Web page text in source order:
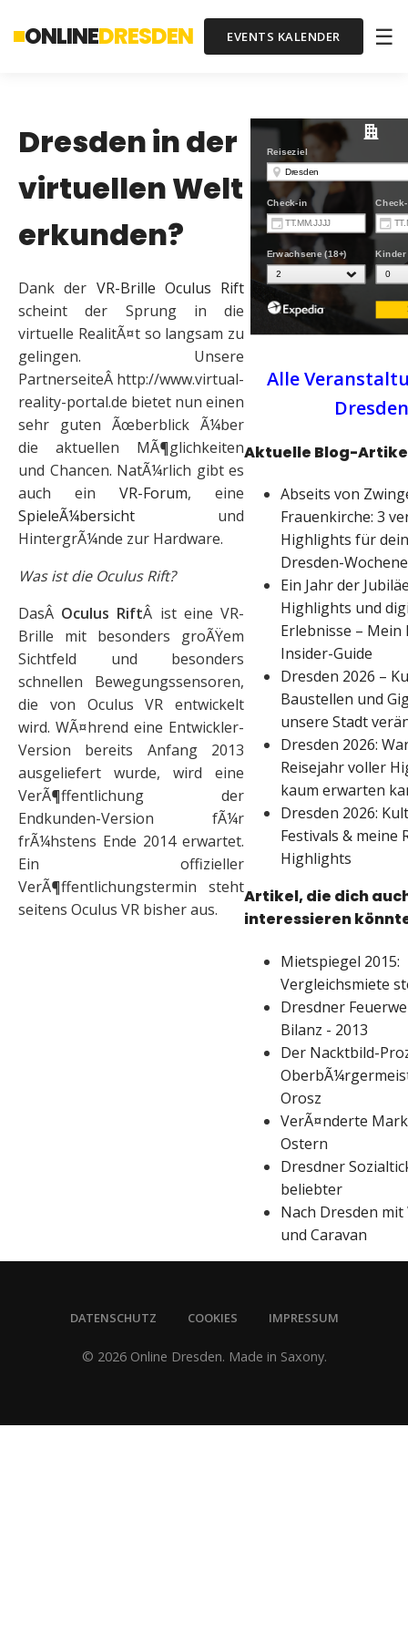
ONLINEDRESDEN EVENTS KALENDER ☰
Dresden in der
virtuellen Welt
erkunden?
Dank der VR-Brille Oculus Rift
scheint der Sprung in die
virtuelle RealitÃ¤t so langsam zu
gelingen. Unsere
PartnerseiteÂ http://www.virtual-
reality-portal.de bietet nun einen
sehr guten Ãœberblick Ã¼ber
die aktuellen MÃ¶glichkeiten
und Chancen. NatÃ¼rlich gibt es
auch ein VR-Forum, eine
SpieleÃ¼bersicht und
HintergrÃ¼nde zur Hardware.
Was ist die Oculus Rift?
DasÂ Oculus RiftÂ ist eine VR-
Brille mit besonders groÃŸem
Sichtfeld und besonders
schnellen Bewegungssensoren,
die von Oculus VR entwickelt
wird. WÃ¤hrend eine Entwickler-
Version bereits Anfang 2013
ausgeliefert wurde, wird eine
VerÃ¶ffentlichung der
Endkunden-Version fÃ¼r
frÃ¼hstens Ende 2014 erwartet.
Ein offizieller
VerÃ¶ffentlichungstermin steht
seitens Oculus VR bisher aus.
Alle
Dresden
Aktuelle Blog-
Abseits von
Frauenkirche: 3
Highlights für
Dresden-
Ein Jahr der
Highlights und
Erlebnisse – Mein
Insider-Guide
Dresden 2026 –
Baustellen und
unsere Stadt
Dresden 2026:
Reisejahr voller
kaum erwarten
Dresden 2026:
Festivals & meine
Highlights
Artikel, die dich
interessieren
Mietspiegel 2015:
Vergleichsmiete
Dresdner
Bilanz - 2013
Der Nacktbild-
Orosz
VerÃ¤nderte
Ostern
Dresdner
beliebter
Nach Dresden
und Caravan
DATENSCHUTZ COOKIES IMPRESSUM
© 2026 Online Dresden. Made in Saxony.